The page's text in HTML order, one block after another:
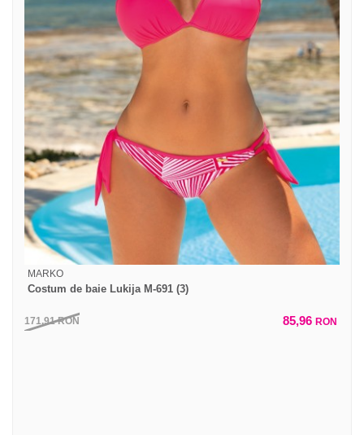
MARKO
Costum de baie Lukija M-691 (3)
171,91RON 85,96 RON